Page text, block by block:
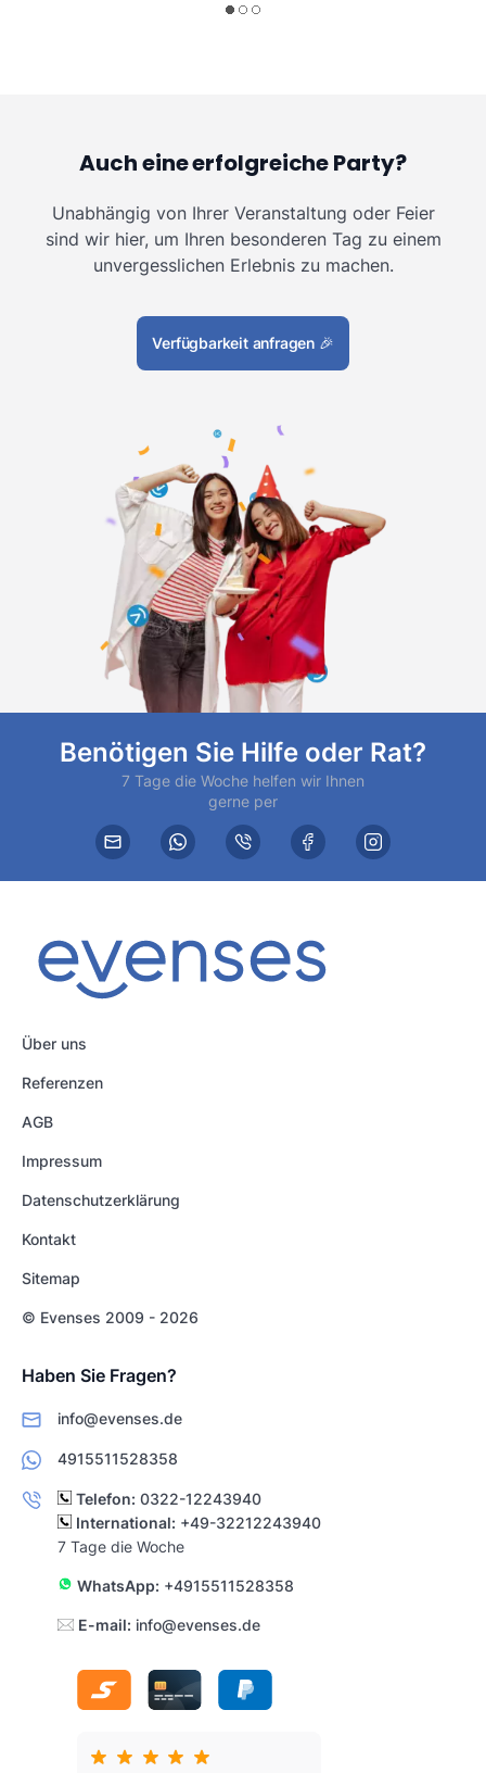
Auch eine erfolgreiche Party?
Unabhängig von Ihrer Veranstaltung oder Feier
sind wir hier, um Ihren besonderen Tag zu einem
unvergesslichen Erlebnis zu machen.
Verfügbarkeit anfragen 🎉
Benötigen Sie Hilfe oder Rat?
7 Tage die Woche helfen wir Ihnen
gerne per
Über uns
Referenzen
AGB
Impressum
Datenschutzerklärung
Kontakt
Sitemap
© Evenses 2009 - 2026
Haben Sie Fragen?
info@evenses.de
4915511528358
Telefon: 0322-12243940
International: +49-32212243940
7 Tage die Woche
WhatsApp: +4915511528358
E-mail: info@evenses.de